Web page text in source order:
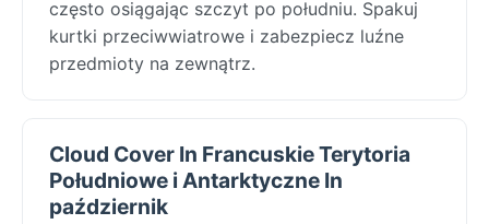
często osiągając szczyt po południu. Spakuj
kurtki przeciwwiatrowe i zabezpiecz luźne
przedmioty na zewnątrz.
Cloud Cover In Francuskie Terytoria
Południowe i Antarktyczne In
październik